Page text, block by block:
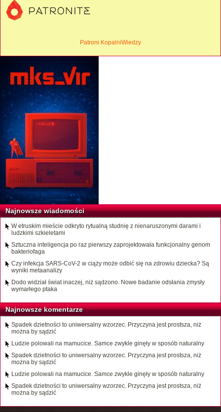
Patroni KopalniWiedzy
Najnowsze wiadomości
W etruskim mieście odkryto rytualną studnię z nienaruszonymi darami i
ludzkimi szkieletami
Sztuczna inteligencja po raz pierwszy zaprojektowała funkcjonalny genom
bakteriofaga
Czy infekcja SARS-CoV-2 w ciąży może odbić się na zdrowiu dziecka? Są
wyniki metaanalizy
Dodo widział świat inaczej, niż sądzono. Nowe badanie odsłania zmysły
wymarłego ptaka
Najnowsze komentarze
Spadek dzietności to uniwersalny wzorzec. Przyczyna jest prostsza, niż
można by sądzić
Ludzie polowali na mamucice. Samce zwykle ginęły w sposób naturalny
Spadek dzietności to uniwersalny wzorzec. Przyczyna jest prostsza, niż
można by sądzić
Ludzie polowali na mamucice. Samce zwykle ginęły w sposób naturalny
Spadek dzietności to uniwersalny wzorzec. Przyczyna jest prostsza, niż
można by sądzić